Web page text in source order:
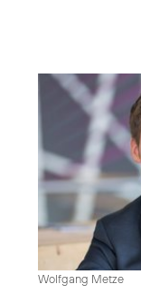
Wolfgang Metze